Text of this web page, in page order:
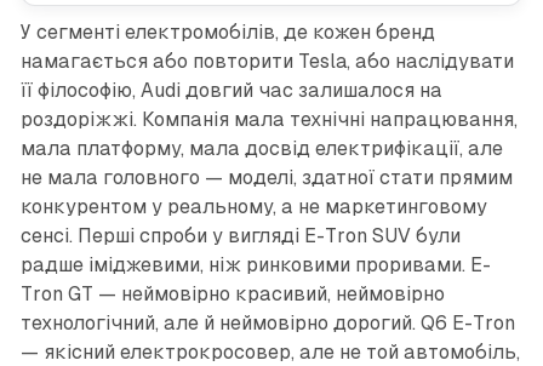
У сегменті електромобілів, де кожен бренд
намагається або повторити Tesla, або наслідувати
її філософію, Audi довгий час залишалося на
роздоріжжі. Компанія мала технічні напрацювання,
мала платформу, мала досвід електрифікації, але
не мала головного — моделі, здатної стати прямим
конкурентом у реальному, а не маркетинговому
сенсі. Перші спроби у вигляді E-Tron SUV були
радше іміджевими, ніж ринковими проривами. E-
Tron GT — неймовірно красивий, неймовірно
технологічний, але й неймовірно дорогий. Q6 E-Tron
— якісний електрокросовер, але не той автомобіль,